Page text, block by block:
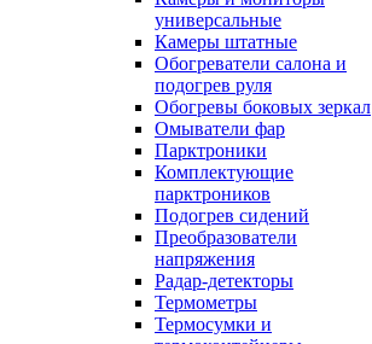
универсальные
Камеры штатные
Обогреватели салона и
подогрев руля
Обогревы боковых зеркал
Омыватели фар
Парктроники
Комплектующие
парктроников
Подогрев сидений
Преобразователи
напряжения
Радар-детекторы
Термометры
Термосумки и